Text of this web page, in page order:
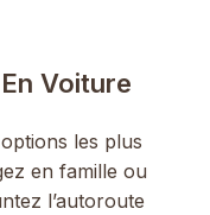
Voiture
les plus
en famille ou
l’autoroute